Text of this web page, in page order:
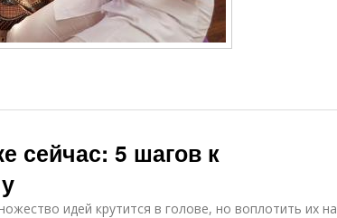
сейчас: 5 шагов к
идей крутится в голове, но воплотить их на